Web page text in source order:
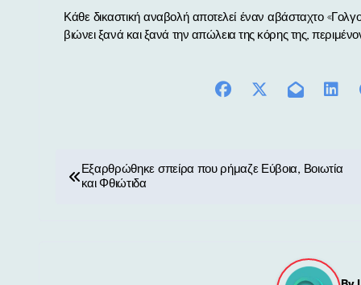
Κάθε δικαστική αναβολή αποτελεί έναν αβάσταχτο
βιώνει ξανά και ξανά την απώλεια της κόρης της,
Εξαρθρώθηκε σπείρα που ρήμαζε Εύβοια, Βοιωτία
και Φθιώτιδα